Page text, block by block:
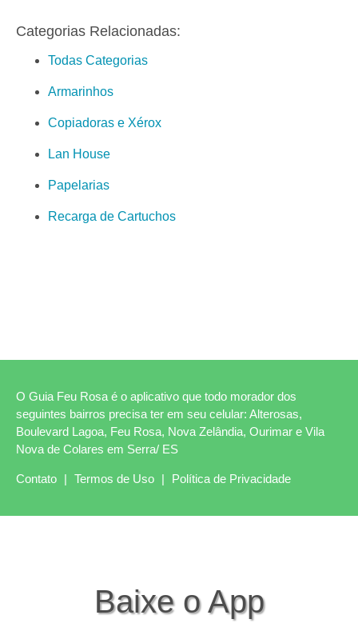
Categorias Relacionadas:
Todas Categorias
Armarinhos
Copiadoras e Xérox
Lan House
Papelarias
Recarga de Cartuchos
O Guia Feu Rosa é o aplicativo que todo morador dos
seguintes bairros precisa ter em seu celular: Alterosas,
Boulevard Lagoa, Feu Rosa, Nova Zelândia, Ourimar e Vila
Nova de Colares em Serra/ ES
Contato | Termos de Uso | Política de Privacidade
Baixe o App